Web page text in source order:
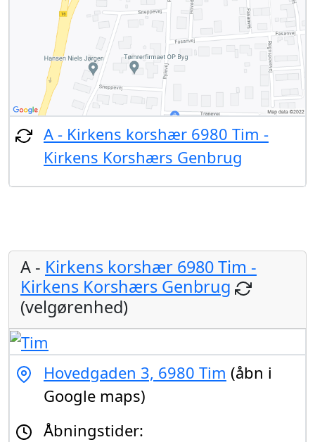
A - Kirkens korshær 6980 Tim -
Kirkens Korshærs Genbrug
A - Kirkens korshær 6980 Tim -
Kirkens Korshærs Genbrug
(velgørenhed)
Hovedgaden 3, 6980 Tim (åbn i
Google maps)
Åbningstider: